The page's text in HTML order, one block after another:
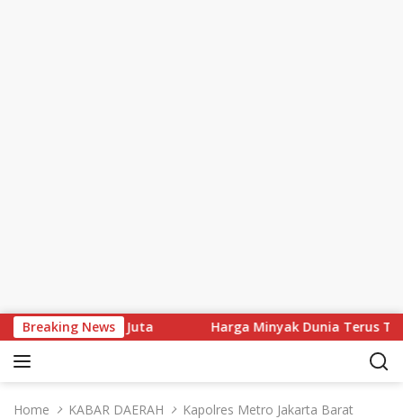
Breaking News
Rp11 Juta Harga Minyak Dunia Terus Turun,
Home KABAR DAERAH
Kapolres Metro Jakarta Barat